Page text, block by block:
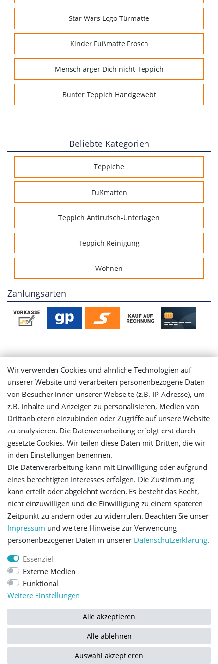
Star Wars Logo Türmatte
Kinder Fußmatte Frosch
Mensch ärger Dich nicht Teppich
Bunter Teppich Handgewebt
Beliebte Kategorien
Teppiche
Fußmatten
Teppich Antirutsch-Unterlagen
Teppich Reinigung
Wohnen
Zahlungsarten
Mein Konto
Login
Registrieren
Versandinformationen
Let's stay connected
Impressum Daten­schutz­erklärung AGB
Barrierefreiheitserklärung
Vertrag widerrufen Kontakt
© Copyright 2026 | Alle Rechte vorbehalten.
Wir verwenden Cookies und ähnliche Technologien auf
unserer Website und verarbeiten personenbezogene Daten
von Besucher:innen unserer Webseite (z.B. IP-Adresse), um
z.B. Inhalte und Anzeigen zu personalisieren, Medien von
Drittanbietern einzubinden oder Zugriffe auf unsere Website
zu analysieren. Die Datenverarbeitung erfolgt erst durch
gesetzte Cookies. Wir teilen diese Daten mit Dritten, die wir
in den Einstellungen benennen.
Die Datenverarbeitung kann mit Einwilligung oder aufgrund
eines berechtigten Interesses erfolgen. Die Zustimmung
kann erteilt oder abgelehnt werden. Es besteht das Recht,
nicht einzuwilligen und die Einwilligung zu einem späteren
Zeitpunkt zu ändern oder zu widerrufen. Beachten Sie unser
Impressum und weitere Hinweise zur Verwendung
personenbezogener Daten in unserer Daten­schutz­erklärung.
Essenziell
Externe Medien
Funktional
Weitere Einstellungen
Alle akzeptieren
Alle ablehnen
Auswahl akzeptieren